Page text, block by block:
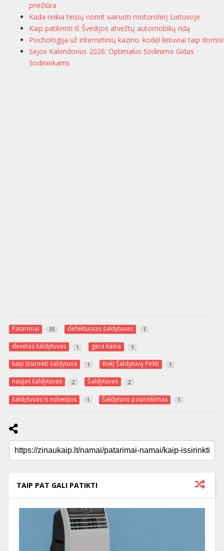
priežiūra
Kada reikia teisių norint vairuoti motorolerį Lietuvoje
Kaip patikrinti iš Švedijos atvežtų automobilių ridą
Psichologija už internetinių kazino: kodėl lietuviai taip
Sėjos Kalendorius 2026: Optimalus Sodinimo Gidas
Sodininkams
Patarimai 35 defektuotas šaldytuvas 1
devėtas šaldytuvas 1 gera kaina 1
kaip išsirinkti šaldytuva 1 Kokį Šaldytuvą Pirkti 1
naujas šaldytuvas 2 Šaldytuvas 2
šaldytuvas is vokietijos 1 Šaldytuvo pasirinkimas 1
TAIP PAT GALI PATIKTI